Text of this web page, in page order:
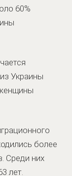
60%
Украины
более
Среди них
лет.